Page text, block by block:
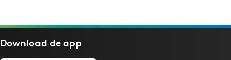
Download deapp